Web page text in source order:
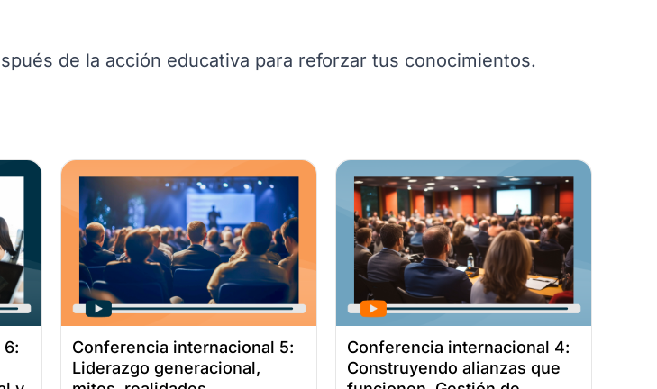
de la acción educativa para reforzar tus conocimientos.
6:
Conferencia internacional 5:
Liderazgo generacional,
Conferencia internacional 4:
Construyendo alianzas que